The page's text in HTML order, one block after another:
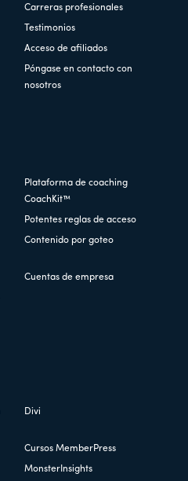
Carreras profesionales
Testimonios
Acceso de afiliados
Póngase en contacto con
nosotros
Plataforma de coaching
CoachKit™
Potentes reglas de acceso
Contenido por goteo
Cuentas de empresa
Divi
Cursos MemberPress
MonsterInsights